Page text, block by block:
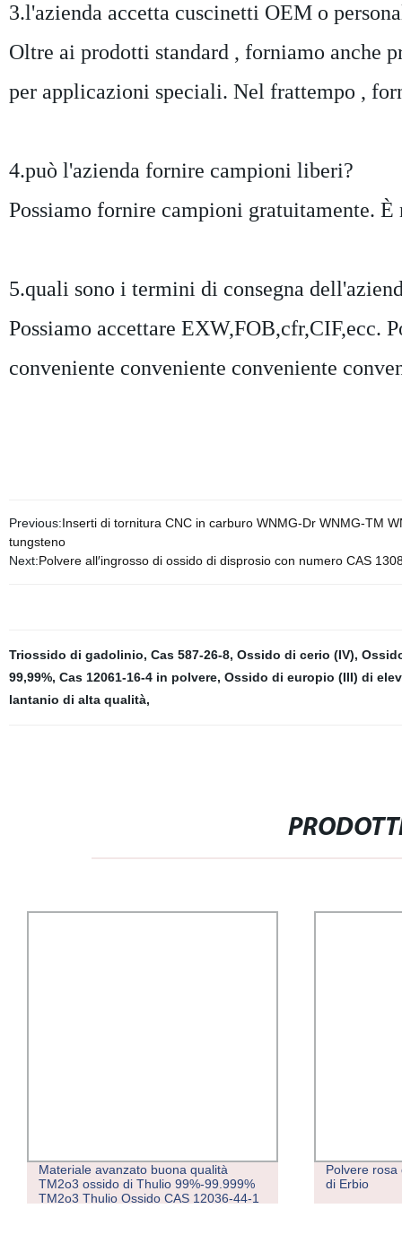
3.l'azienda accetta cuscinetti OEM o
Oltre ai prodotti standard , forniamo anche
per applicazioni speciali. Nel frattempo ,
4.può l'azienda fornire campioni liberi?
Possiamo fornire campioni gratuitamente.
5.quali sono i termini di consegna
Possiamo accettare EXW,FOB,cfr,CIF,ecc.
conveniente conveniente conveniente
Previous:Inserti di tornitura CNC in carburo WNMG-Dr WNMG-TM
tungsteno
Next:Polvere all′ingrosso di ossido di disprosio con numero CAS
Triossido di gadolinio, Cas 587-26-8, Ossido di cerio (IV),
99,99%, Cas 12061-16-4 in polvere, Ossido di europio (III) di
lantanio di alta qualità,
Polvere rosa di terre rare Er2o3 ossido
di Erbio
Vendita a
di terre rare